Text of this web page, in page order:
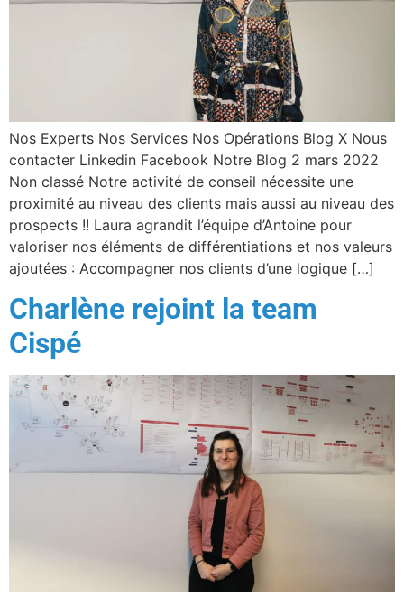
Nos Experts Nos Services Nos Opérations Blog X Nous
contacter Linkedin Facebook Notre Blog 2 mars 2022
Non classé Notre activité de conseil nécessite une
proximité au niveau des clients mais aussi au niveau des
prospects !! Laura agrandit l’équipe d’Antoine pour
valoriser nos éléments de différentiations et nos valeurs
ajoutées : Accompagner nos clients d’une logique […]
Charlène rejoint la team
Cispé